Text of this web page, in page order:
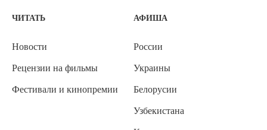
ЧИТАТЬ
Новости
Рецензии на фильмы
Фестивали и кинопремии
АФИША
России
Украины
Белорусии
Узбекистана